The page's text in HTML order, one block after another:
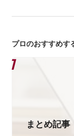
プロのおすすめす
まとめ記事